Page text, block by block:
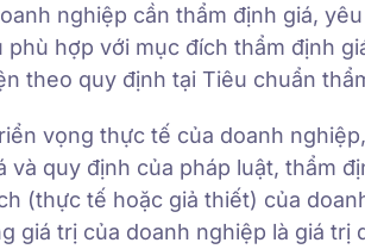
nghiệp cần thẩm định giá,
phù hợp với mục đích thẩm định
theo quy định tại Tiêu chuẩn
vọng thực tế của doanh
và quy định của pháp luật, thẩm
(thực tế hoặc giả thiết) của
giá trị của doanh nghiệp là giá